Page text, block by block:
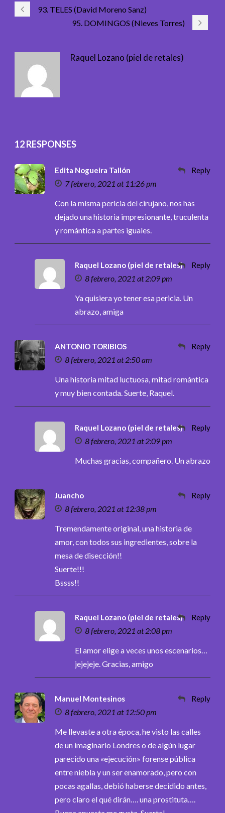
93. TELES (David Moreno Sanz)
95. DOMINGOS (Nieves Torres)
Raquel Lozano (piel de retales)
12 RESPONSES
Edita Nogueira Tallón
7 febrero, 2021 at 11:26 pm
Reply
Con la misma pericia del cirujano, nos has
dejado una historia impresionante, truculenta
y romántica a partes iguales.
Raquel Lozano (piel de retales)
8 febrero, 2021 at 2:09 pm
Reply
Ya quisiera yo tener esa pericia. Un
abrazo, amiga
ANTONIO TORIBIOS
8 febrero, 2021 at 2:50 am
Reply
Una historia mitad luctuosa, mitad romántica
y muy bien contada. Suerte, Raquel.
Raquel Lozano (piel de retales)
8 febrero, 2021 at 2:09 pm
Reply
Muchas gracias, compañero. Un abrazo
Juancho
8 febrero, 2021 at 12:38 pm
Reply
Tremendamente original, una historia de
amor, con todos sus ingredientes, sobre la
mesa de disección!!
Suerte!!!
Bssss!!
Raquel Lozano (piel de retales)
8 febrero, 2021 at 2:08 pm
Reply
El amor elige a veces unos escenarios…
jejejeje. Gracias, amigo
Manuel Montesinos
8 febrero, 2021 at 12:50 pm
Reply
Me llevaste a otra época, he visto las calles
de un imaginario Londres o de algún lugar
parecido una «ejecución» forense pública
entre niebla y un ser enamorado, pero con
pocas agallas, debió haberse decidido antes,
pero claro el qué dirán…. una prostituta….